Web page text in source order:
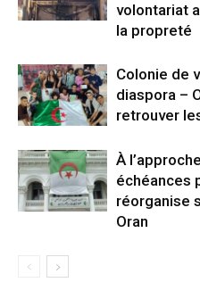
volontariat
la propreté
Colonie de
diaspora –
retrouver
À
échéances
réorganise
Oran